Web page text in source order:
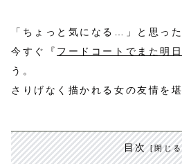
「ちょっと気になる…」と思っ
今すぐ『 フードコートでまた明日
う。
さりげなく描かれる女の友情を
目次